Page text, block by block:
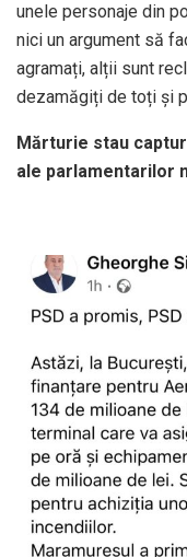
unele personaje din
nici un argument să
agramați, alții sunt
dezamăgiți de toți și
Mărturie stau
ale parlamentarilor